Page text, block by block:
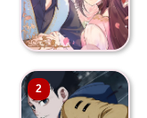
2